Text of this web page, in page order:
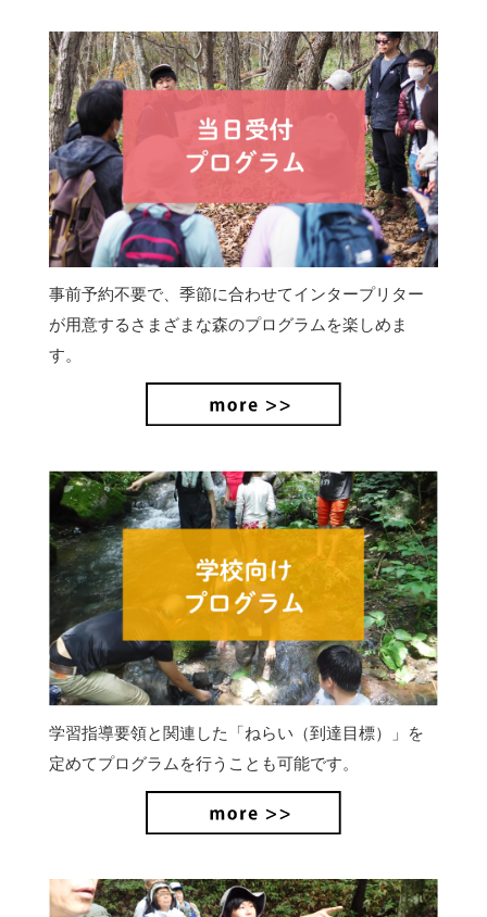
事前予約不要で、季節に合わせてインタープリター
が用意するさまざまな森のプログラムを楽しめま
す。
学習指導要領と関連した「ねらい（到達目標）」を
定めてプログラムを行うことも可能です。